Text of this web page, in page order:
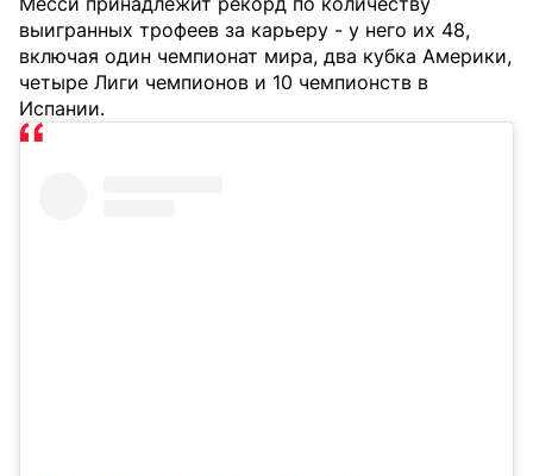
выигранных трофеев за карьеру - у него их 48,
включая один чемпионат мира, два кубка Америки,
четыре Лиги чемпионов и 10 чемпионств в
Испании.